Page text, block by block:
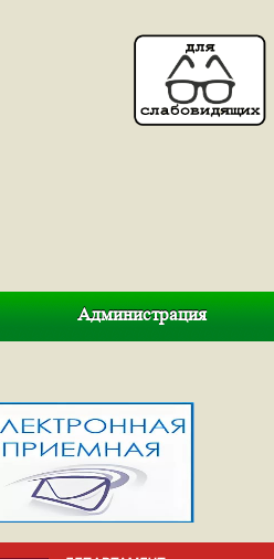
Администрация